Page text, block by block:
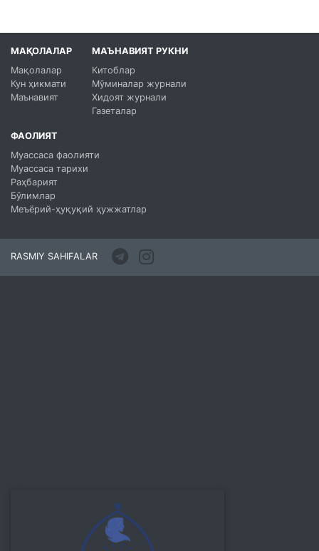
МАҚОЛАЛАР
Мақолалар
Кун ҳикмати
Маънавият
МАЪНАВИЯТ РУКНИ
Китоблар
Мўминалар журнали
Хидоят журнали
Газеталар
ФАОЛИЯТ
Муассаса фаолияти
Муассаса тарихи
Раҳбарият
Бўлимлар
Меъёрий-ҳуқуқий ҳужжатлар
RASMIY SAHIFALAR